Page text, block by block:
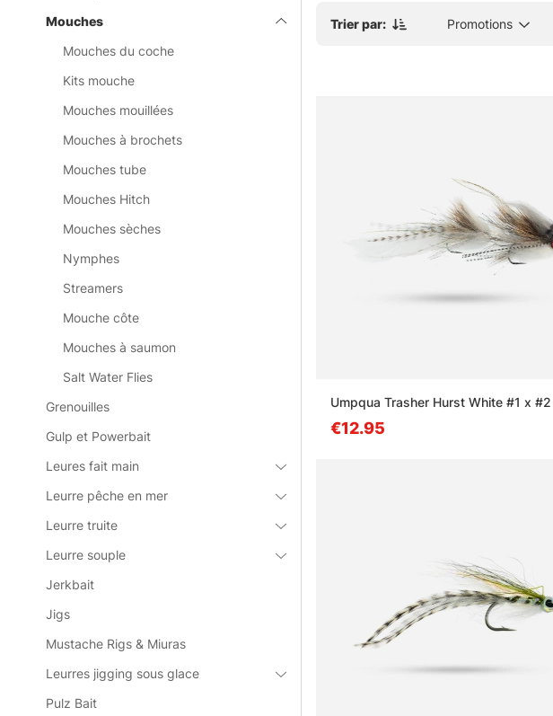
Mouches
Mouches du coche
Kits mouche
Mouches mouillées
Mouches à brochets
Mouches tube
Mouches Hitch
Mouches sèches
Nymphes
Streamers
Mouche côte
Mouches à saumon
Salt Water Flies
Grenouilles
Gulp et Powerbait
Leures fait main
Leurre pêche en mer
Leurre truite
Leurre souple
Jerkbait
Jigs
Mustache Rigs & Miuras
Leurres jigging sous glace
Pulz Bait
Qu’est-ce qu’une nymphe en
Qu’est-ce qu’un streamer ?
Trier par: Promotions
Umpqua Trasher Hurst White #1 x #2
€12.95